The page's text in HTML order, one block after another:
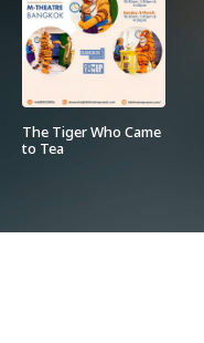
The Tiger Who Came
to Tea